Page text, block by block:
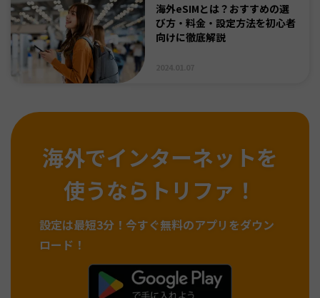
海外eSIMとは？おすすめの選
び方・料金・設定方法を初心者
向けに徹底解説
海外でインターネットを
使うならトリファ！
設定は最短3分！ 今すぐ無料のアプリをダウン
ロード！